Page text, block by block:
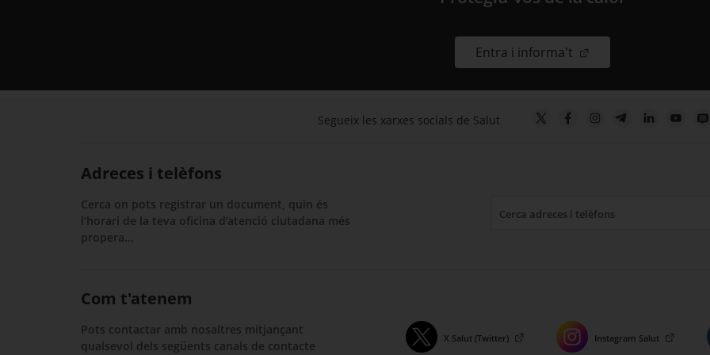
Entra i informa't . Obre en una nova
Segueix les xarxes socials de Salut
Adreces i telèfons
Cerca on pots registrar un document, quin és
l’horari de la teva oficina d’atenció ciutadana més
propera…
Com t'atenem
Pots contactar amb nosaltres mitjançant
qualsevol dels següents canals de contacte
X Salut (Twitter)
. Obre en una nova finestra. Instagram Salut
. Obre en una nova